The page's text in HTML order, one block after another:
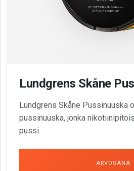
Lundgrens Skåne
Lundgrens Skåne Pussinuuska
pussinuuska, jonka
pussi.
ARVOSANA